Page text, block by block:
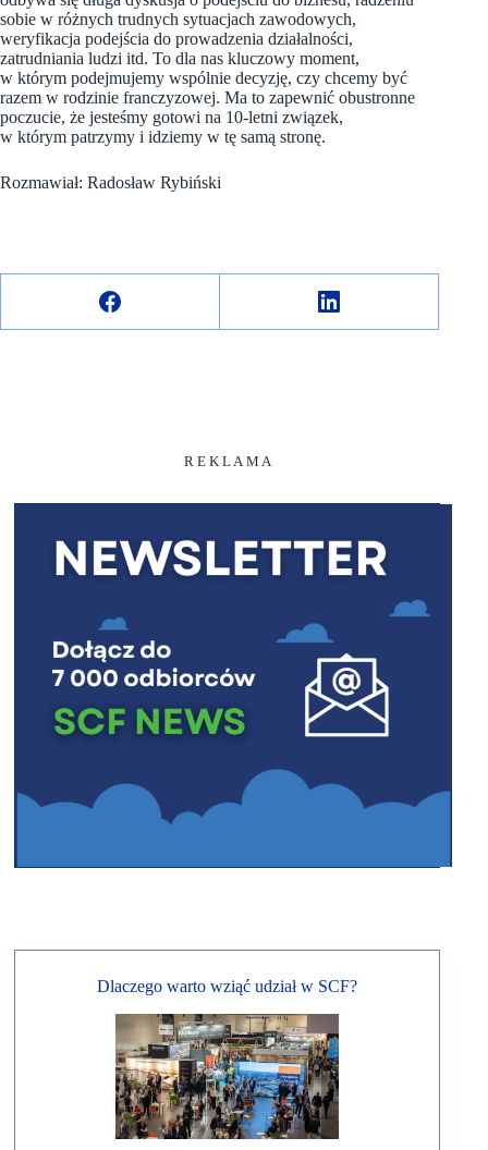
sobie w różnych trudnych sytuacjach zawodowych,
weryfikacja podejścia do prowadzenia działalności,
zatrudniania ludzi itd. To dla nas kluczowy moment,
w którym podejmujemy wspólnie decyzję, czy chcemy być
razem w rodzinie franczyzowej. Ma to zapewnić obustronne
poczucie, że jesteśmy gotowi na 10-letni związek,
w którym patrzymy i idziemy w tę samą stronę.
Rozmawiał: Radosław Rybiński
R E K L A M A
Dlaczego warto wziąć udział w SCF?